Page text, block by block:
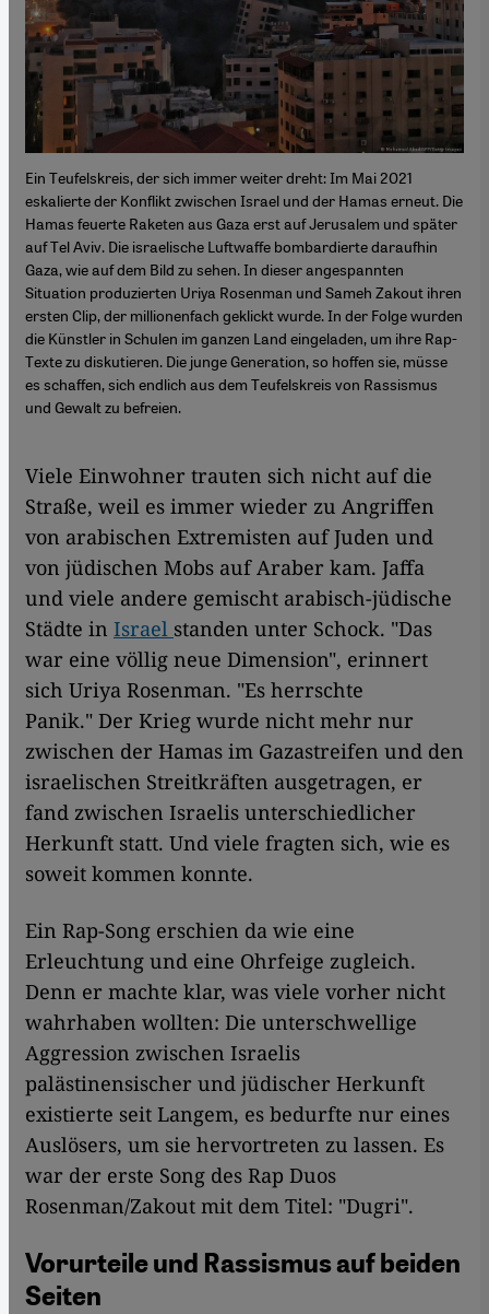
Ein Teufelskreis, der sich immer weiter dreht: Im Mai 2021
eskalierte der Konflikt zwischen Israel und der Hamas erneut. Die
Hamas feuerte Raketen aus Gaza erst auf Jerusalem und später
auf Tel Aviv. Die israelische Luftwaffe bombardierte daraufhin
Gaza, wie auf dem Bild zu sehen. In dieser angespannten
Situation produzierten Uriya Rosenman und Sameh Zakout ihren
ersten Clip, der millionenfach geklickt wurde. In der Folge wurden
die Künstler in Schulen im ganzen Land eingeladen, um ihre Rap-
Texte zu diskutieren. Die junge Generation, so hoffen sie, müsse
es schaffen, sich endlich aus dem Teufelskreis von Rassismus
und Gewalt zu befreien.
Viele Einwohner trauten sich nicht auf die
Straße, weil es immer wieder zu Angriffen
von arabischen Extremisten auf Juden und
von jüdischen Mobs auf Araber kam. Jaffa
und viele andere gemischt arabisch-jüdische
Städte in Israel standen unter Schock. "Das
war eine völlig neue Dimension", erinnert
sich Uriya Rosenman. "Es herrschte
Panik." Der Krieg wurde nicht mehr nur
zwischen der Hamas im Gazastreifen und den
israelischen Streitkräften ausgetragen, er
fand zwischen Israelis unterschiedlicher
Herkunft statt. Und viele fragten sich, wie es
soweit kommen konnte.
Ein Rap-Song erschien da wie eine
Erleuchtung und eine Ohrfeige zugleich.
Denn er machte klar, was viele vorher nicht
wahrhaben wollten: Die unterschwellige
Aggression zwischen Israelis
palästinensischer und jüdischer Herkunft
existierte seit Langem, es bedurfte nur eines
Auslösers, um sie hervortreten zu lassen. Es
war der erste Song des Rap Duos
Rosenman/Zakout mit dem Titel: "Dugri".
Vorurteile und Rassismus auf beiden
Seiten